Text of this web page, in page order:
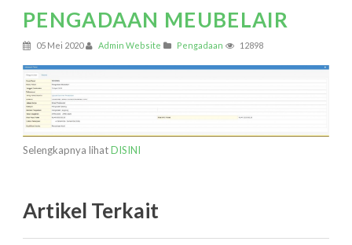
PENGADAAN MEUBELAIR
05 Mei 2020 Admin Website Pengadaan 12898
Selengkapnya lihatDISINI
Artikel Terkait